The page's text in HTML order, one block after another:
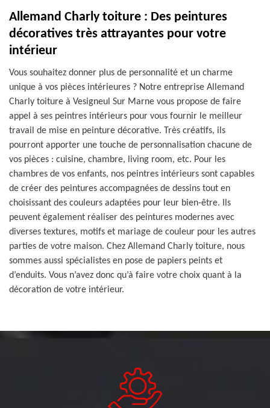
Allemand Charly toiture : Des peintures
décoratives très attrayantes pour votre
intérieur
Vous souhaitez donner plus de personnalité et un charme
unique à vos pièces intérieures ? Notre entreprise Allemand
Charly toiture à Vesigneul Sur Marne vous propose de faire
appel à ses peintres intérieurs pour vous fournir le meilleur
travail de mise en peinture décorative. Très créatifs, ils
pourront apporter une touche de personnalisation chacune de
vos pièces : cuisine, chambre, living room, etc. Pour les
chambres de vos enfants, nos peintres intérieurs sont capables
de créer des peintures accompagnées de dessins tout en
choisissant des couleurs adaptées pour leur bien-être. Ils
peuvent également réaliser des peintures modernes avec
diverses textures, motifs et mariage de couleur pour les autres
parties de votre maison. Chez Allemand Charly toiture, nous
sommes aussi spécialistes en pose de papiers peints et
d’enduits. Vous n’avez donc qu’à faire votre choix quant à la
décoration de votre intérieur.